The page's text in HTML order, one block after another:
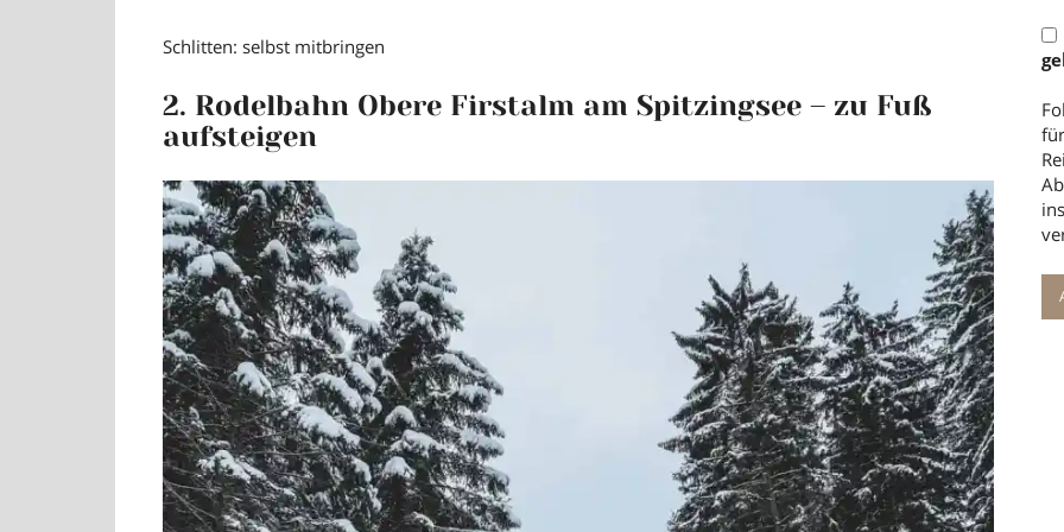
Schlitten: selbst mitbringen
2. Rodelbahn Obere Firstalm am Spitzingsee – zu Fuß
aufsteigen